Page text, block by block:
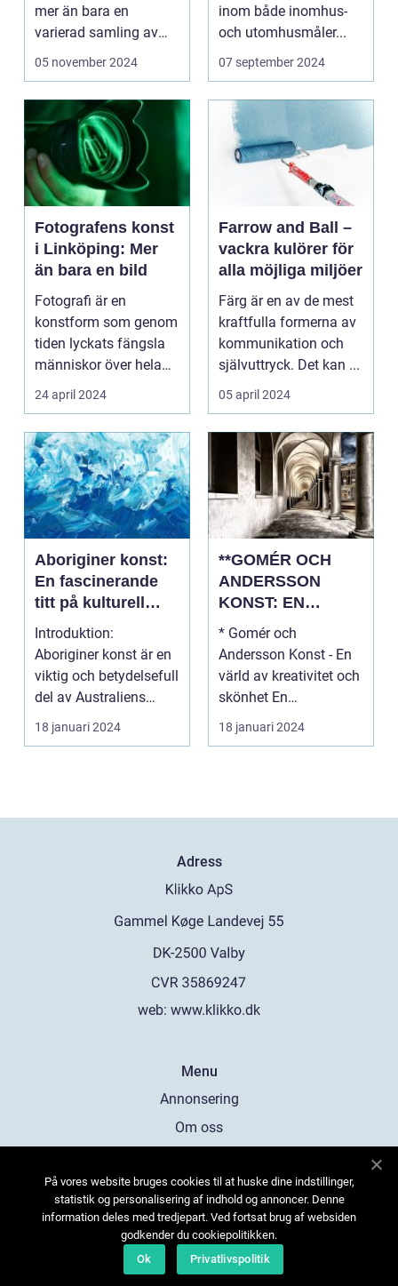
mer än bara en
varierad samling av
pittoreska &o...
05 november 2024
inom både inomhus-
och utomhusmåler...
07 september 2024
Fotografens konst
i Linköping: Mer
än bara en bild
Fotografi är en
konstform som genom
tiden lyckats fängsla
människor över hela
v&...
24 april 2024
Farrow and Ball –
vackra kulörer för
alla möjliga miljöer
Färg är en av de mest
kraftfulla formerna av
kommunikation och
självuttryck. Det kan ...
05 april 2024
Aboriginer konst:
En fascinerande
titt på kulturell
mångfald och
kreativitet
Introduktion:
Aboriginer konst är en
viktig och betydelsefull
del av Australiens
kulturella arv. Un...
18 januari 2024
**GOMÉR OCH
ANDERSSON
KONST: EN
ÖVERSIKT OCH
ANALYS**
* Gomér och
Andersson Konst - En
värld av kreativitet och
skönhet En
övergripande, grundlig
översi...
18 januari 2024
Adress
web: www.klikko.dk
Menu
Annonsering
Om oss
Kontakta oss
Sitemap
På vores website bruges cookies til at huske dine indstillinger,
statistik og personalisering af indhold og annoncer. Denne
information deles med tredjepart. Ved fortsat brug af websiden
godkender du cookiepolitikken.
Ok
Privatlivspolitik